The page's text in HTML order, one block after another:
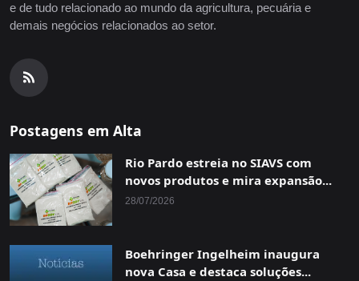
e de tudo relacionado ao mundo da agricultura, pecuária e
demais negócios relacionados ao setor.
Postagens em Alta
Rio Pardo estreia no SIAVS com
novos produtos e mira expansão...
28/07/2026
Boehringer Ingelheim inaugura
nova Casa e destaca soluções...